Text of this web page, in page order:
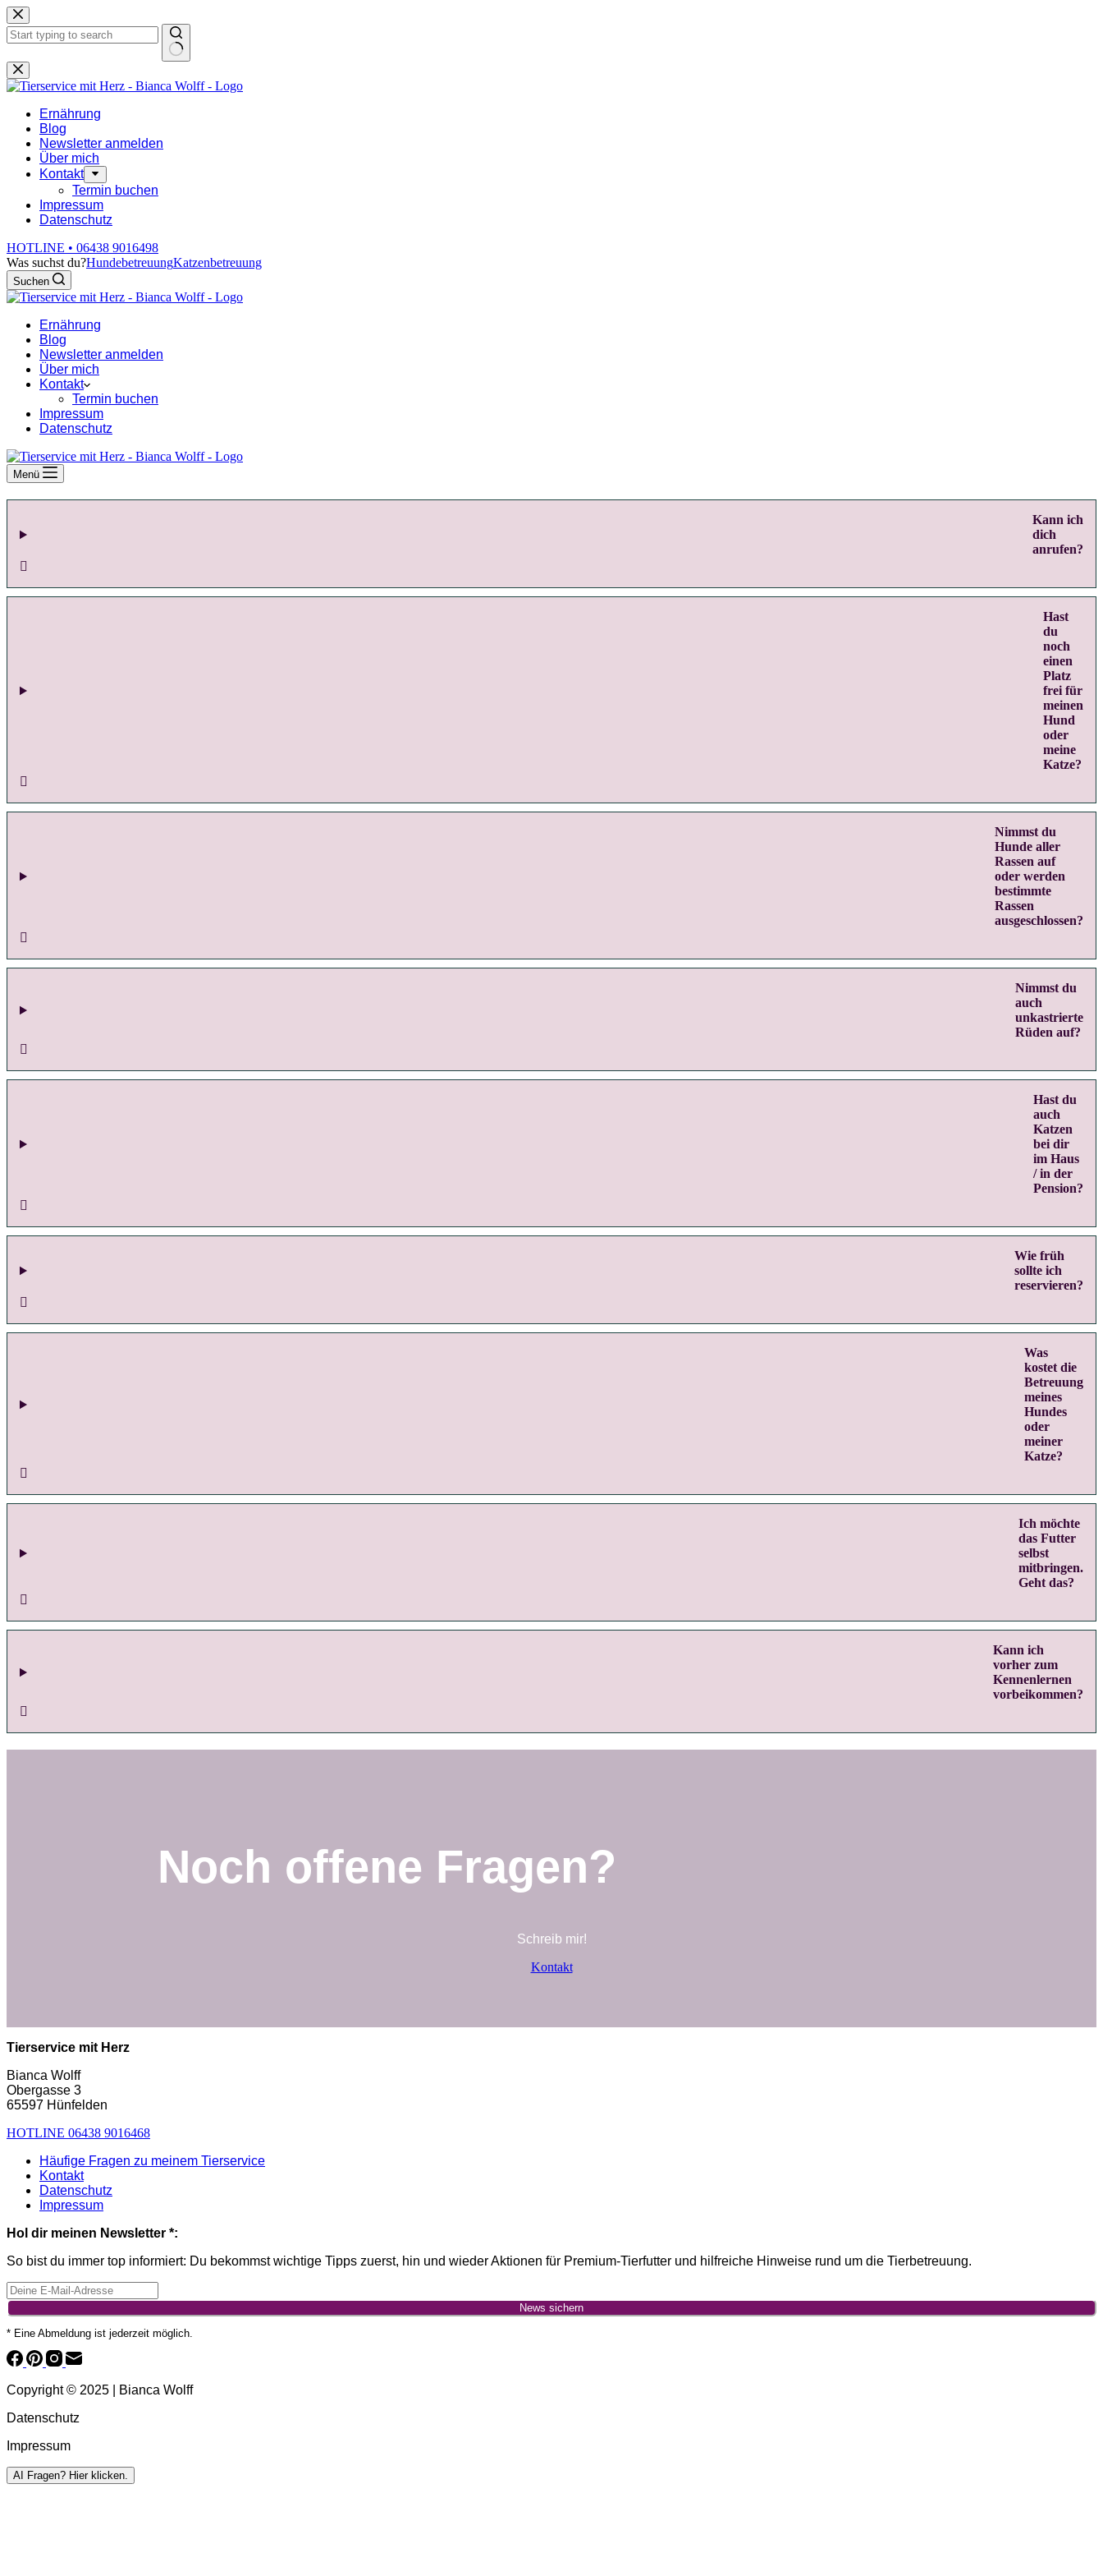
Zum
Inhalt
springen
Keine
Ergebnisse
Ernährung
Blog
Newsletter anmelden
Über mich
Kontakt
Termin buchen
Impressum
Datenschutz
HOTLINE • 06438 9016498
Was suchst du?HundebetreuungKatzenbetreuung
Suchen
Ernährung
Blog
Newsletter anmelden
Über mich
Kontakt
Termin buchen
Impressum
Datenschutz
Menü
Kann ich
dich
anrufen?
Hast
du
noch
einen
Platz
frei für
meinen
Hund
oder
meine
Katze?
Nimmst du
Hunde aller
Rassen auf
oder werden
bestimmte
Rassen
ausgeschlossen?
Nimmst du
auch
unkastrierte
Rüden auf?
Hast du
auch
Katzen
bei dir
im Haus
/ in der
Pension?
Wie früh
sollte ich
reservieren?
Was
kostet die
Betreuung
meines
Hundes
oder
meiner
Katze?
Ich möchte
das Futter
selbst
mitbringen.
Geht das?
Kann ich
vorher zum
Kennenlernen
vorbeikommen?
Noch offene Fragen?
Schreib mir!
Kontakt
Tierservice mit Herz
Bianca Wolff
Obergasse 3
65597 Hünfelden
HOTLINE 06438 9016468
Häufige Fragen zu meinem Tierservice
Kontakt
Datenschutz
Impressum
Hol dir meinen Newsletter *:
So bist du immer top informiert: Du bekommst wichtige Tipps zuerst, hin und wieder Aktionen für Premium-Tierfutter und hilfreiche Hinweise rund um die Tierbetreuung.
News sichern
* Eine Abmeldung ist jederzeit möglich.
Copyright © 2025 | Bianca Wolff
Datenschutz
Impressum
AI Fragen? Hier klicken.